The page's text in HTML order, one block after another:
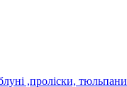
,проліски, тюльпани